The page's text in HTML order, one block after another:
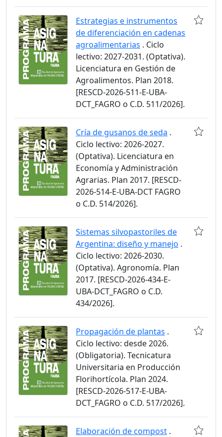
Estrategias e instrumentos
de diferenciación en cadenas
agroalimentarias . Ciclo
lectivo: 2027-2031. (Optativa).
Licenciatura en Gestión de
Agroalimentos. Plan 2018.
[RESCD-2026-511-E-UBA-
DCT_FAGRO o C.D. 511/2026].
Cría de gusanos de seda .
Ciclo lectivo: 2026-2027.
(Optativa). Licenciatura en
Economía y Administración
Agrarias. Plan 2017. [RESCD-
2026-514-E-UBA-DCT FAGRO
o C.D. 514/2026].
Sistemas silvopastoriles de
Argentina: diseño y manejo .
Ciclo lectivo: 2026-2030.
(Optativa). Agronomía. Plan
2017. [RESCD-2026-434-E-
UBA-DCT_FAGRO o C.D.
434/2026].
Propagación de plantas .
Ciclo lectivo: desde 2026.
(Obligatoria). Tecnicatura
Universitaria en Producción
Florihortícola. Plan 2024.
[RESCD-2026-517-E-UBA-
DCT_FAGRO o C.D. 517/2026].
Elaboración de compost .